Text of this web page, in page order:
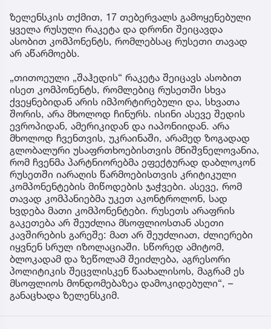
ზელენსკის თქმით, 17 თებერვალს გამოყენებული
ყველა რუსული რაკეტა და დრონი შეიცავდა
ასობით კომპონენტს, რომლებსაც რუსეთი თავად
არ აწარმოებს.
„თითოეული „შაჰედის“ რაკეტა შეიცავს ასობით
ისეთ კომპონენტს, რომლებიც რუსეთში სხვა
ქვეყნებიდან არის იმპორტირებული და, სხვათა
შორის, არა მხოლოდ ჩინურს. ისინი ასევე შედის
ევროპიდან, ამერიკიდან და იაპონიიდან. არა
მხოლოდ ჩვენთვის, უკრაინაში, არამედ ზოგადად
გლობალური უსაფრთხოებისთვის მნიშვნელოვანია,
რომ ჩვენმა პარტნიორებმა ეფექტურად დაბლოკონ
რუსეთში იარაღის წარმოებისთვის კრიტიკული
კომპონენტების მიწოდების ჯაჭვები. ასევე, რომ
თავად კომპანიებმა უკეთ აკონტროლონ, სად
ხვდება მათი კომპონენტები. რუსეთს არაფრის
გაკეთება არ შეუძლია მსოფლიოსთან ასეთი
კავშირების გარეშე: მათ არ შეუძლიათ, ძლიერები
იყვნენ სრულ იზოლაციაში. სწორედ ამიტომ,
ბლოკადამ და ზეწოლამ შეიძლება, აგრესორი
პოლიტიკის შეცვლისკენ წაახალისოს, მაგრამ ეს
მსოფლიოს მონდომებაზეა დამოკიდებული“, –
განაცხადა ზელენსკიმ.